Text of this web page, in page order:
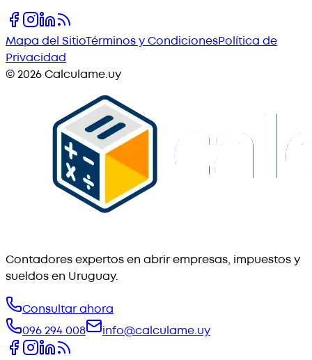
Mapa del SitioTérminos y CondicionesPolítica de
Privacidad
©2026Calculame.uy
Contadores expertos en abrir empresas, impuestos y
sueldos en Uruguay.
Consultar ahora
096 294 008
info@calculame.uy